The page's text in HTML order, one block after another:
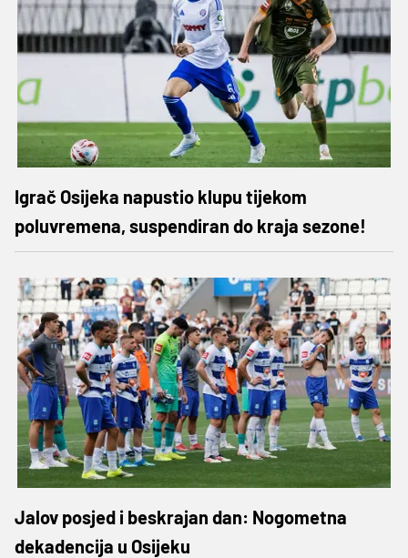
Igrač Osijeka napustio klupu tijekom
poluvremena, suspendiran do kraja sezone!
Jalov posjed i beskrajan dan: Nogometna
dekadencija u Osijeku